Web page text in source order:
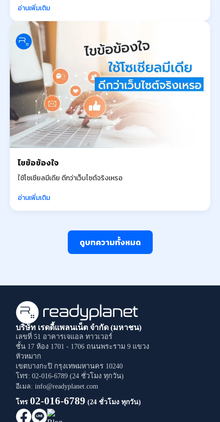
อ่านเพิ่มเติม
ไขข้อข้องใจ
ใช้โซเชียลมีเดีย ดีกว่าเว็บไซต์จริงเหรอ
อ่านเพิ่มเติม
ดูบทความทั้งหมด
บริษัท เรดดี้แพลนเน็ต จำกัด (มหาชน)
เลขที่ 51 อาคารเจแอล ทาวเวอร์
ชั้น 17 ห้อง 1701 - 1706 ถนนพระราม 9 แขวง
หัวหมาก
เขตบางกะปิ กรุงเทพมหานคร 10240
โทร: 02-016-6789 (24 ชั่วโมง ทุกวัน)
อีเมล: info@readyplanet.com
โทร 02-016-6789 (24 ชั่วโมง ทุกวัน)